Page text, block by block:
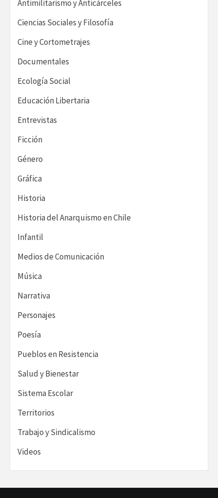
Antimilitarismo y Anticárceles
Ciencias Sociales y Filosofía
Cine y Cortometrajes
Documentales
Ecología Social
Educación Libertaria
Entrevistas
Ficción
Género
Gráfica
Historia
Historia del Anarquismo en Chile
Infantil
Medios de Comunicación
Música
Narrativa
Personajes
Poesía
Pueblos en Resistencia
Salud y Bienestar
Sistema Escolar
Territorios
Trabajo y Sindicalismo
Videos